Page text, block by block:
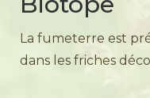
La fumeterre est
dans les friches